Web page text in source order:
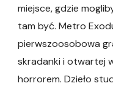
miejsce, gdzie
tam być. Metro
pierwszoosobowa
skradanki i otwartej
horrorem. Dzieło